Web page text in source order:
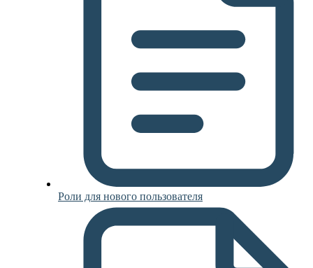
Роли для нового пользователя